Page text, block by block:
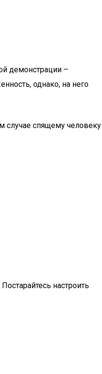
демонстрации –
однако, на него
случае спящему человеку
настроить